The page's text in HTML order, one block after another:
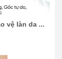
vệ làn da ...